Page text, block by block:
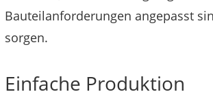
Bauteilanforderungen angepasst
sorgen.
Einfache Produktion